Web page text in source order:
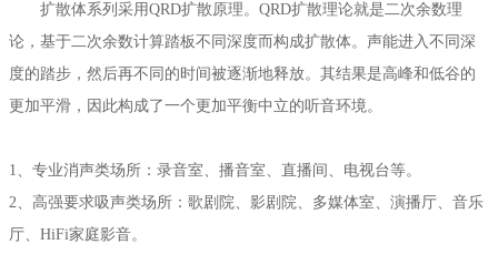
扩散体系列采用QRD扩散原理。QRD扩散理论就是二次余数理
论，基于二次余数计算踏板不同深度而构成扩散体。声能进入不同深
度的踏步，然后再不同的时间被逐渐地释放。其结果是高峰和低谷的
更加平滑，因此构成了一个更加平衡中立的听音环境。
1、专业消声类场所：录音室、播音室、直播间、电视台等。
2、高强要求吸声类场所：歌剧院、影剧院、多媒体室、演播厅、音乐
厅、HiFi家庭影音。